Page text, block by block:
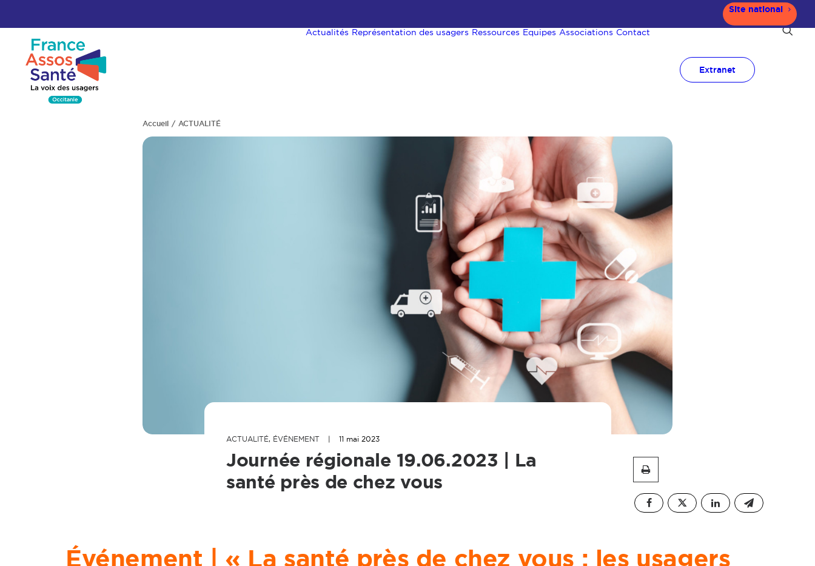
Site national
Actualités Représentation des usagers Ressources Equipes Associations Contact
Extranet
Accueil ACTUALITÉ
ACTUALITÉ, ÉVÉNEMENT | 11 mai 2023
Journée régionale 19.06.2023 | La
santé près de chez vous
Événement | « La santé près de chez vous : les usagers